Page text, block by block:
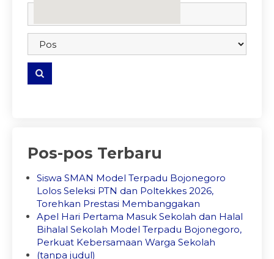
embedgooglemap.net
Pos-pos Terbaru
Siswa SMAN Model Terpadu Bojonegoro
Lolos Seleksi PTN dan Poltekkes 2026,
Torehkan Prestasi Membanggakan
Apel Hari Pertama Masuk Sekolah dan Halal
Bihalal Sekolah Model Terpadu Bojonegoro,
Perkuat Kebersamaan Warga Sekolah
(tanpa judul)